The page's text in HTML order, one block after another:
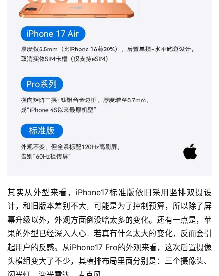
其实从外型来看，iPhone17标准版依旧采用竖排双摄设
计，和旧版本差别不大，可能是为了控制预算，所以除了屏
幕升级以外，外观方面倒没啥太多的变化。还有一点是，苹
果的外型已经深入人心，若真有什么太大的变化，反而会引
起用户的反感。从iPhone17 Pro的外观来看，这次后置摄像
头模组变大了不少，其横排布局里面分别是：三个摄像头、